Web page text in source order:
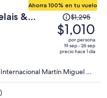
&
Ahorra 100% en tu vuelo
El
precio
era
de
$1,295
y
ahora
$1,295
$1,010
por persona
19 sep - 26 sep
precio hace 1 día
Martín Miguel de